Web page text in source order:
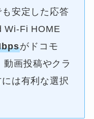
安定した応答
Wi-Fi HOME
がドコモ
画投稿やクラ
は有利な選択